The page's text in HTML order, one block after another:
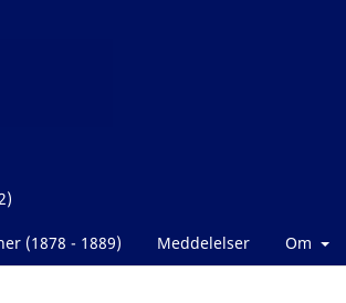
(1878 - 1889) Meddelelser Om